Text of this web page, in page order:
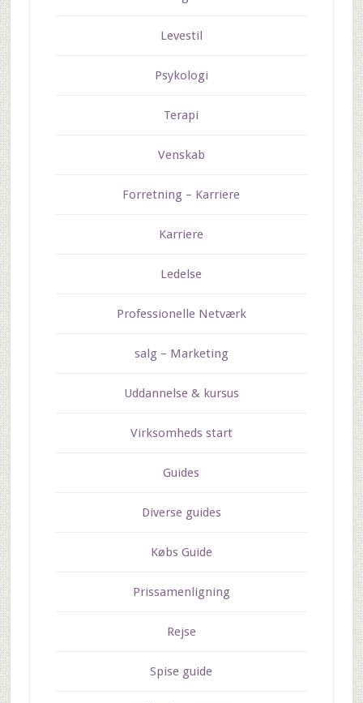
Levestil
Psykologi
Terapi
Venskab
Forretning – Karriere
Karriere
Ledelse
Professionelle Netværk
salg – Marketing
Uddannelse & kursus
Virksomheds start
Guides
Diverse guides
Købs Guide
Prissamenligning
Rejse
Spise guide